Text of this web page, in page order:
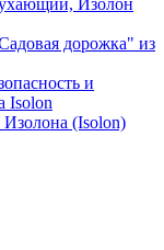
Изолон
дорожка" из
и
Isolon
(Isolon)